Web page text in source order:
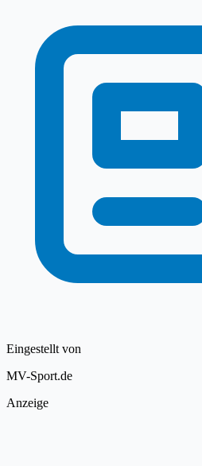
Eingestellt von
MV-Sport.de
Anzeige